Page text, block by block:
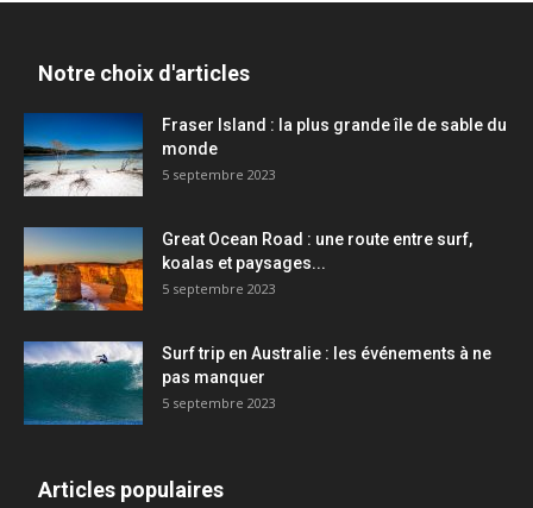
Notre choix d'articles
Fraser Island : la plus grande île de sable du
monde
5 septembre 2023
Great Ocean Road : une route entre surf,
koalas et paysages...
5 septembre 2023
Surf trip en Australie : les événements à ne
pas manquer
5 septembre 2023
Articles populaires